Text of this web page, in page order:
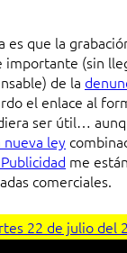
es que la
importante (sin
de la
el enlace al
ser útil…
nueva ley
me
comerciales.
22 de julio del